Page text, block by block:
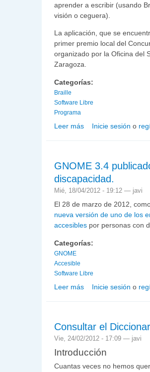
aprender a escribir (usando
visión o ceguera).
La aplicación, que se
primer premio local del
organizado por la Oficina del
Zaragoza.
Categorías:
Braille
Software Libre
Programa
Leer más sobre NELA:
Inicie sesión o
GNOME 3.4
discapacidad.
Mié, 18/04/2012 - 19:12 — javi
El 28 de marzo de 2012,
nueva versión de uno de los
accesibles por personas con
Categorías:
GNOME
Accesible
Software Libre
Leer más sobre GNOME 3.4
Inicie sesión o
Consultar el
Vie, 24/02/2012 - 17:09 — javi
Introducción
Cuantas veces no hemos